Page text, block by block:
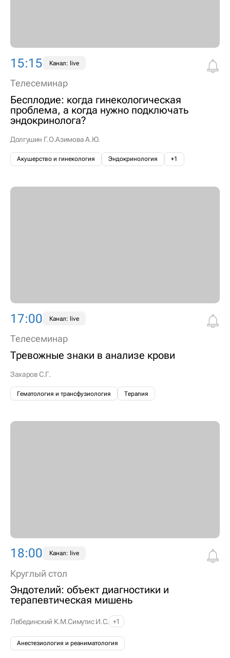
15:15 Канал: live
Телесеминар
Бесплодие: когда гинекологическая
проблема, а когда нужно подключать
эндокринолога?
Долгушин Г.О.Азимова А.Ю.
Акушерство и гинекология Эндокринология +1
17:00 Канал: live
Телесеминар
Тревожные знаки в анализе крови
Захаров С.Г.
Гематология и трансфузиология Терапия
18:00 Канал: live
Круглый стол
Эндотелий: объект диагностики и
терапевтическая мишень
Лебединский К.М.Симутис И.С. +1
Анестезиология и реаниматология